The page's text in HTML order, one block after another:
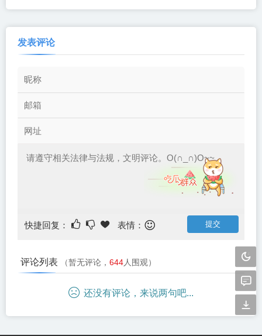
发表评论
快捷回复： 表情：
评论列表 （暂无评论， 644人围观）
还没有评论，来说两句吧...